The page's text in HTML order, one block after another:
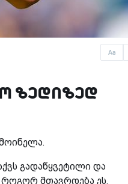
Aa
ზედიზედ
გადაწყვეტილი და
როგორ მთავრდება ეს.